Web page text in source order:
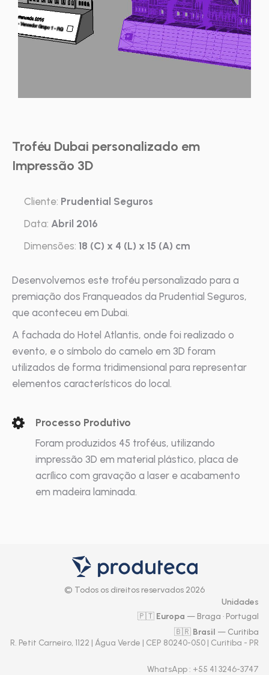
Troféu Dubai personalizado em
Impressão 3D
Cliente: Prudential Seguros
Data: Abril 2016
Dimensões: 18 (C) x 4 (L) x 15 (A) cm
Desenvolvemos este troféu personalizado para a
premiação dos Franqueados da Prudential Seguros,
que aconteceu em Dubai.
A fachada do Hotel Atlantis, onde foi realizado o
evento, e o símbolo do camelo em 3D foram
utilizados de forma tridimensional para representar
elementos característicos do local.
Processo Produtivo
Foram produzidos 45 troféus, utilizando
impressão 3D em material plástico, placa de
acrílico com gravação a laser e acabamento
em madeira laminada.
© Todos os direitos reservados 2026
Unidades
🇵🇹 Europa — Braga · Portugal
🇧🇷 Brasil — Curitiba
R. Petit Carneiro, 1122 | Água Verde | CEP 80240-050 | Curitiba - PR
WhatsApp: +55 41 3246-3747